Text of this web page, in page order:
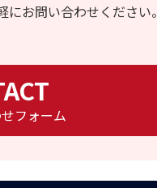
お問い合わせください。
フォーム